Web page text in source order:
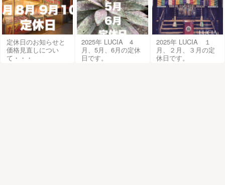
定休日のお知らせと
価格見直しについ
て・・・
2025年 LUCIA 4
月、5月、6月の定休
日です。
2025年 LUCIA １
月、２月、３月の定
休日です。